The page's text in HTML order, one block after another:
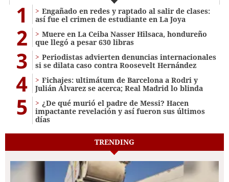
1
Engañado en redes y raptado al salir de clases:
así fue el crimen de estudiante en La Joya
2
Muere en La Ceiba Nasser Hilsaca, hondureño
que llegó a pesar 630 libras
3
Periodistas advierten denuncias internacionales
si se dilata caso contra Roosevelt Hernández
4
Fichajes: ultimátum de Barcelona a Rodri y
Julián Álvarez se acerca; Real Madrid lo blinda
5
¿De qué murió el padre de Messi? Hacen
impactante revelación y así fueron sus últimos
días
TRENDING